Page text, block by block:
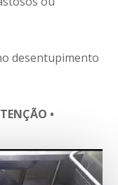
desentupimento
•